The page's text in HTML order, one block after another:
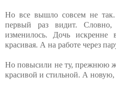
Но все вышло совсем не
первый раз видит.
изменилось. Дочь искренне
красивая. А на работе через
Но повысили не ту, прежнюю
красивой и стильной. А новую,